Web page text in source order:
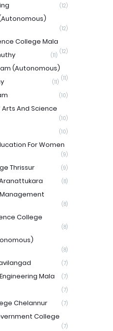
(12)
(12)
College Mala
(12)
(11)
(Autonomous)
(11)
(11)
(10)
And Science
(10)
(10)
For Women
(9)
Thrissur (9)
(8)
(8)
College
(8)
(8)
(7)
Mala (7)
(7)
Chelannur (7)
College
(7)